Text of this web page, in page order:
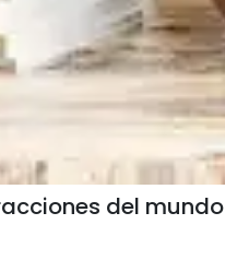
del mundo